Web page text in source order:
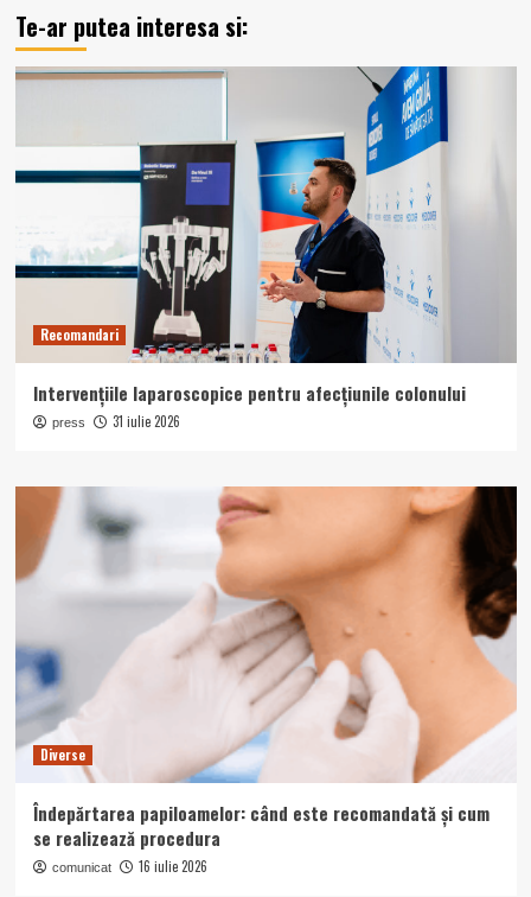
Te-ar putea interesa si:
Recomandari
Intervențiile laparoscopice pentru afecțiunile colonului
press 31 iulie 2026
Diverse
Îndepărtarea papiloamelor: când este recomandată și cum
se realizează procedura
comunicat 16 iulie 2026